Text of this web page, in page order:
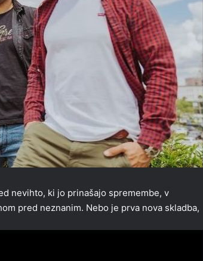
nevihto, ki jo prinašajo spremembe, v
pred neznanim. Nebo je prva nova skladba,